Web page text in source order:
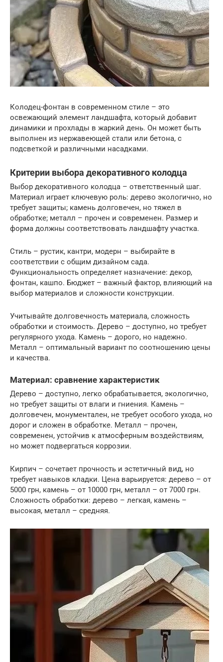
Колодец-фонтан в современном стиле – это
освежающий элемент ландшафта, который добавит
динамики и прохлады в жаркий день. Он может быть
выполнен из нержавеющей стали или бетона, с
подсветкой и различными насадками.
Критерии выбора декоративного колодца
Выбор декоративного колодца – ответственный шаг.
Материал играет ключевую роль: дерево экологично, но
требует защиты; камень долговечен, но тяжел в
обработке; металл – прочен и современен. Размер и
форма должны соответствовать ландшафту участка.
Стиль – рустик, кантри, модерн – выбирайте в
соответствии с общим дизайном сада.
Функциональность определяет назначение: декор,
фонтан, кашпо. Бюджет – важный фактор, влияющий на
выбор материалов и сложности конструкции.
Учитывайте долговечность материала, сложность
обработки и стоимость. Дерево – доступно, но требует
регулярного ухода. Камень – дорого, но надежно.
Металл – оптимальный вариант по соотношению цены
и качества.
Материал: сравнение характеристик
Дерево – доступно, легко обрабатывается, экологично,
но требует защиты от влаги и гниения. Камень –
долговечен, монументален, не требует особого ухода, но
дорог и сложен в обработке. Металл – прочен,
современен, устойчив к атмосферным воздействиям,
но может подвергаться коррозии.
Кирпич – сочетает прочность и эстетичный вид, но
требует навыков кладки. Цена варьируется: дерево – от
5000 грн, камень – от 10000 грн, металл – от 7000 грн.
Сложность обработки: дерево – легкая, камень –
высокая, металл – средняя.